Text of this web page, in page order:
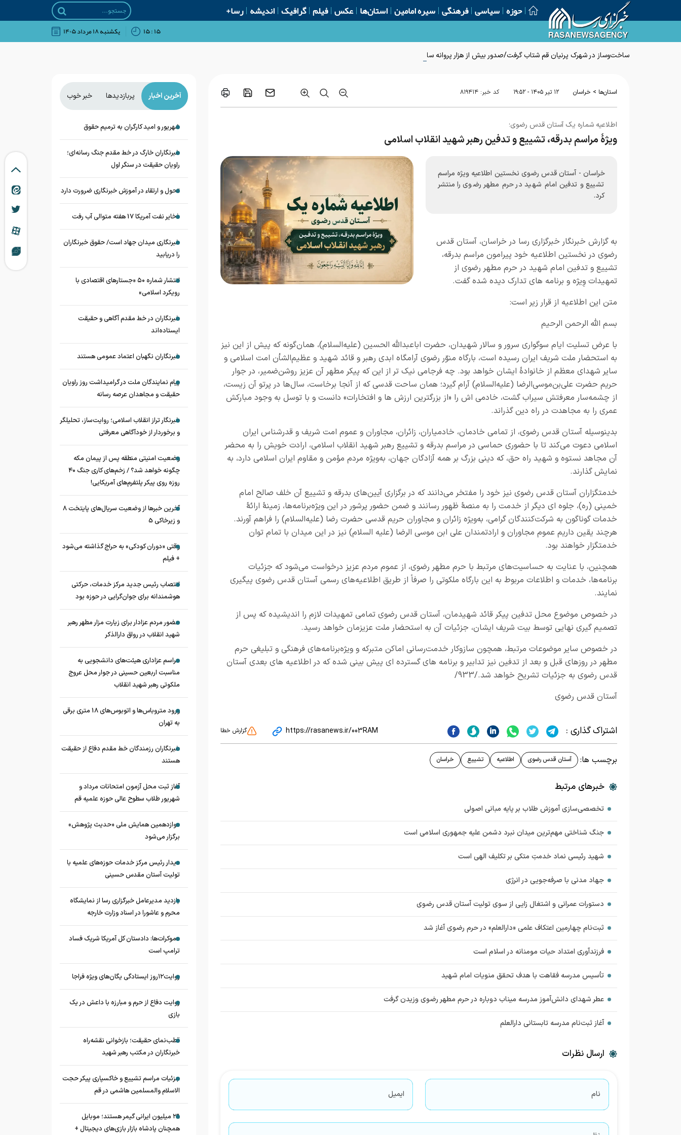
حوزه سیاسی فرهنگی سیره امامین استان‌ها عکس فیلم گرافیک اندیشه رسا+
۱۵ : ۱۵ يکشنبه ۱۸ مرداد ۱۴۰۵
ساخت‌وساز در شهرک پرنیان قم شتاب گرفت/صدور بیش از هزار پروانه ساخت از ابتدای سال
استان‌ها > خراسان ۱۲ تير ۱۴۰۵ - ۱۹:۵۲ کد خبر: ۸۱۹۴۱۴
اطلاعیه شماره یک آستان قدس رضوی؛
ویژهٔ مراسم بدرقه، تشییع و تدفین رهبر شهید انقلاب اسلامی
خراسان - آستان قدس رضوی نخستین اطلاعیه ویژه مراسم
تشییع و تدفین امام شهید در حرم مطهر رضوی را منتشر
کرد.
به گزارش خبرنگار خبرگزاری رسا در خراسان، آستان قدس
رضوی در نخستین اطلاعیه خود پیرامون مراسم بدرقه،
تشییع و تدفین امام شهید در حرم مطهر رضوی از
تمهیدات وِیژه و برنامه های تدارک دیده شده گفت.
متن این اطلاعیه از قرار زیر است:
بسم الله الرحمن الرحیم
با عرض تسلیت ایام سوگواری سرور و سالار شهیدان، حضرت اباعبدالله الحسین (علیه‌السلام)، همان‌گونه که پیش از این نیز
به استحضار ملت شریف ایران رسیده است، بارگاه منوّر رضوی آرامگاه ابدی رهبر و قائد شهید و عظیم‌الشأن امت اسلامی و
سایر شهدای معظم از خانوادهٔ ایشان خواهد بود. چه فرجامی نیک تر از این که پیکر مطهر آن عزیز روشن‌ضمیر، در جوار
حریم حضرت علی‌بن‌موسی‌الرضا (علیه‌السلام) آرام گیرد؛ همان ساحت قدسی که از آنجا برخاست، سال‌ها در پرتو آن زیست،
از چشمه‌سار معرفتش سیراب گشت، خادمی اش را «از بزرگترین ارزش ها و افتخارات» دانست و با توسل به وجود مبارکش
عمری را به مجاهدت در راه دین گذراند.
بدینوسیله آستان قدس رضوی، از تمامی خادمان، خادمیاران، زائران، مجاوران و عموم امت شریف و قدرشناس ایران
اسلامی دعوت می‌کند تا با حضوری حماسی در مراسم بدرقه و تشییع رهبر شهید انقلاب اسلامی، ارادت خویش را به محضر
آن مجاهد نستوه و شهید راه حق، که دینی بزرگ بر همه آزادگان جهان، به‌ویژه مردم مؤمن و مقاوم ایران اسلامی دارد، به
نمایش گذارند.
خدمتگزاران آستان قدس رضوی نیز خود را مفتخر می‌دانند که در برگزاری آیین‌های بدرقه و تشییع آن خلف صالح امام
خمینی (ره)، جلو‌ه ای دیگر از خدمت را به منصهٔ ظهور رسانند و ضمن حضور پرشور در این ویژه‌برنامه‌ها، زمینهٔ ارائهٔ
خدمات گوناگون به شرکت‌کنندگان گرامی، به‌ویژه زائران و مجاوران حریم قدسی حضرت رضا (علیه‌السلام) را فراهم آورند.
هرچند یقین داریم عموم مجاوران و ارادتمندان علی ابن موسی الرضا (علیه السلام) نیز در این میدان با تمام توان
خدمتگزار خواهند بود.
همچنین، با عنایت به حساسیت‌های مرتبط با حرم مطهر رضوی، از عموم مردم عزیز درخواست می‌شود که جزئیات
برنامه‌ها، خدمات و اطلاعات مربوط به این بارگاه ملکوتی را صرفاً از طریق اطلاعیه‌های رسمی آستان قدس رضوی پیگیری
نمایند.
در خصوص موضوع محل تدفین پیکر قائد شهیدمان، آستان قدس رضوی تمامی تمهیدات لازم را اندیشیده که پس از
تصمیم گیری نهایی توسط بیت شریف ایشان، جزئیات آن به استحضار ملت عزیزمان خواهد رسید.
در خصوص سایر موضوعات مرتبط، همچون سازوکار خدمت‌رسانی اماکن متبرکه و ویژه‌برنامه‌های فرهنگی و تبلیغی حرم
مطهر در روزهای قبل و بعد از تدفین نیز تدابیر و برنامه های گسترده ای پیش بینی شده که در اطلاعیه های بعدی آستان
قدس رضوی به جزئیات تشریح خواهد شد./933/
آستان قدس رضوی
اشتراک گذاری : https://rasanews.ir/003RAM گزارش خطا
برچسب ها: آستان قدس رضوی اطلاعیه تشییع خراسان
خبرهای مرتبط
تخصصی‌سازی آموزش طلاب بر پایه مبانی اصولی
جنگ شناختی مهم‌ترین میدان نبرد دشمن علیه جمهوری اسلامی است
شهید رئیسی نماد خدمتِ متکی بر تکلیف الهی است
جهاد مدنی با صرفه‌جویی در انرژی
دستورات عمرانی و اشتغال زایی از سوی تولیت آستان قدس رضوی
ثبت‌نام چهارمین اعتکاف علمی «دارالعلم» در حرم رضوی آغاز شد
فرزندآوری امتداد حیات مومنانه در اسلام است
تأسیس مدرسه فقاهت با هدف تحقق منویات امام شهید
عطر شهدای دانش‌آموز مدرسه میناب دوباره در حرم مطهر رضوی وزیدن گرفت
آغاز ثبت‌نام مدرسه تابستانی دارالعلم
ارسال نظرات
آخرین اخبار پربازدیدها خبر خوب
شهریور و امید کارگران به ترمیم حقوق
خبرنگاران خارگ در خط مقدم جنگ رسانه‌ای؛
راویان حقیقت در سنگر اول
تحول و ارتقاء در آموزش خبرنگاری ضرورت دارد
ذخایر نفت آمریکا 17 هفته متوالی آب رفت
خبرنگاری میدان جهاد است/ حقوق خبرنگاران
را دریابید
انتشار شماره ۵۰ «جستارهای اقتصادی با
رویکرد اسلامی»
خبرنگاران در خط مقدم آگاهی و حقیقت
ایستاده‌اند
خبرنگاران نگهبان اعتماد عمومی هستند
پیام نمایندگان ملت در گرامیداشت روز راویان
حقیقت و مجاهدان عرصه رسانه
خبرنگار تراز انقلاب اسلامی؛ روایت‌ساز، تحلیلگر
و برخوردار از خودآگاهی معرفتی
وضعیت امنیتی منطقه پس از پیمان مکه
چگونه خواهد شد؟ / زخم‌های کاری جنگ ۴۰
روزه روی پیکر پلتفرم‌های آمریکایی!
آخرین خبرها از وضعیت سریال‌های پایتخت 8
و زیرخاکی 5
وقتی «دوران کودکی» به حراج گذاشته می‌شود
+ فیلم
انتصاب رئیس جدید مرکز خدمات، حرکتی
هوشمندانه برای جوان‌گرایی در حوزه بود
حضور مردم عزادار برای زیارت مزار مطهر رهبر
شهید انقلاب در رواق دارالذکر
مراسم عزاداری هیئت‌های دانشجویی به
مناسبت اربعین حسینی در جوار محل عروج
ملکوتی رهبر شهید انقلاب
ورود متروباس‌ها و اتوبوس‌های 18 متری برقی
به تهران
خبرنگاران رزمندگان خط مقدم دفاع از حقیقت
هستند
آغاز ثبت محل آزمون امتحانات مرداد و
شهریور طلاب سطوح عالی حوزه علمیه قم
دوازدهمین همایش ملی «حدیث‌ پژوهش»
برگزار می‌شود
دیدار رئیس مرکز خدمات حوزه‌های علمیه با
تولیت آستان مقدس حسینی
بازدید مدیرعامل خبرگزاری رسا از نمایشگاه
محرم و عاشورا در اسناد وزارت خارجه
دموکرات‌ها: دادستان کل آمریکا شریک فساد
ترامپ است
روایت۱۲روز ایستادگی یگان‌های ویژه فراجا
روایت دفاع از حرم و مبارزه با داعش در یک
بازی
قطب‌نمای حقیقت؛ بازخوانی نقشه‌راه
خبرنگاران در مکتب رهبر شهید
جزئیات مراسم تشییع و خاکسپاری پیکر حجت
الاسلام والمسلمین هاشمی در قم
۲۹ میلیون ایرانی گیمر هستند؛ موبایل
همچنان پادشاه بازار بازی‌های دیجیتال +